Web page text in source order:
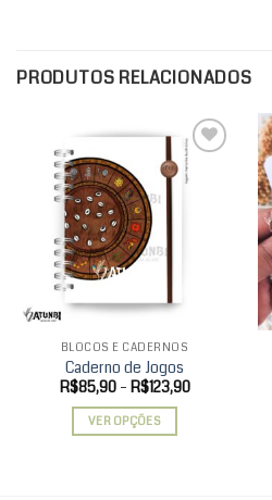
PRODUTOS RELACIONADOS
BLOCOS E CADERNOS
Caderno de Jogos
R$85,90 – R$123,90Faixa
VER OPÇÕES